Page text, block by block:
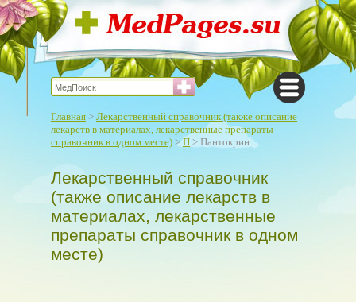
Главная > Лекарственный справочник (также описание
лекарств в материалах, лекарственные препараты
справочник в одном месте) >П > Пантокрин
Лекарственный справочник
(также описание лекарств в
материалах, лекарственные
препараты справочник в одном
месте)